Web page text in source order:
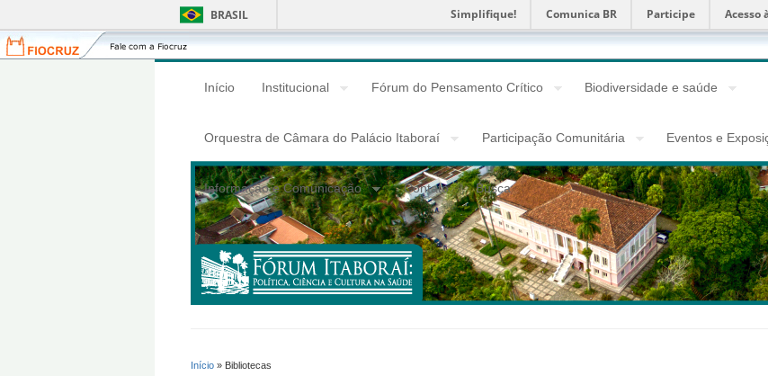
BRASIL Simplifique! Comunica BR Participe Acesso
Fiocruz
Fale
com
Início Institucional Fórum do Pensamento Crítico Biodiversidade e saúde
Orquestra de Câmara do Palácio Itaboraí Participação Comunitária Eventos e
Informação e Comunicação Contato Busca
Início » Bibliotecas